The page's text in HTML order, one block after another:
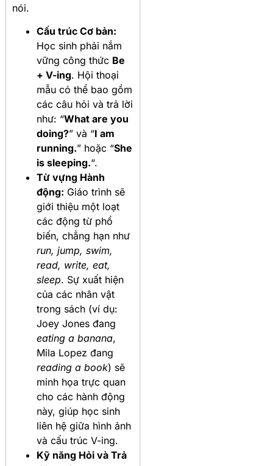
nói.
Cấu trúc Cơ bản:
Học sinh phải nắm
vững công thức Be
+ V-ing. Hội thoại
mẫu có thể bao gồm
các câu hỏi và trả lời
như: “What are you
doing?” và “I am
running.” hoặc “She
is sleeping.“.
Từ vựng Hành
động: Giáo trình sẽ
giới thiệu một loạt
các động từ phổ
biến, chẳng hạn như
run, jump, swim,
read, write, eat,
sleep. Sự xuất hiện
của các nhân vật
trong sách (ví dụ:
Joey Jones đang
eating a banana,
Mila Lopez đang
reading a book) sẽ
minh họa trực quan
cho các hành động
này, giúp học sinh
liên hệ giữa hình ảnh
và cấu trúc V-ing.
Kỹ năng Hỏi và Trả